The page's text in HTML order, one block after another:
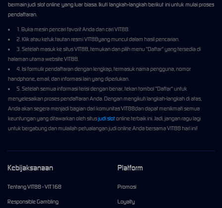
bermain judi slot online yang luar biasa. Ikuti langkah-langkah berikut ini untuk mulai proses
pendaftaran.
1. Buka mesin pencari favorit Anda dan cari VIT88.
2. Klik atau ketuk tautan resmi VIT88yang muncul dalam hasil pencarian.
3. Setelah masuk ke situs VIT88, temukan dan pilih menu "Daftar" yang tersedia di
halaman utama website VIT88.
4. Isi formulir pendaftaran dengan lengkap, termasuk nama pengguna, nomor
handphone, email, dan informasi lain yang diperlukan.
5. Setelah semua informasi terisi dengan benar, tekan tombol "Daftar" untuk
menyelesaikan proses pendaftaran Anda. Dengan mengikuti langkah-langkah di atas,
Anda akan segera menjadi bagian dari komunitas VIT88dan dapat menikmati semua
keuntungan yang ditawarkan oleh situsjudi slotonline terbaik ini. Jadi, jangan ragu lagi
untuk bergabung dan mulailah petualangan judi online Anda bersama VIT88 hari ini!
Kebijaksanaan
Tentang VIT88 - VIT168
Responsible Gambling
Platform
Promosi
Loyalty